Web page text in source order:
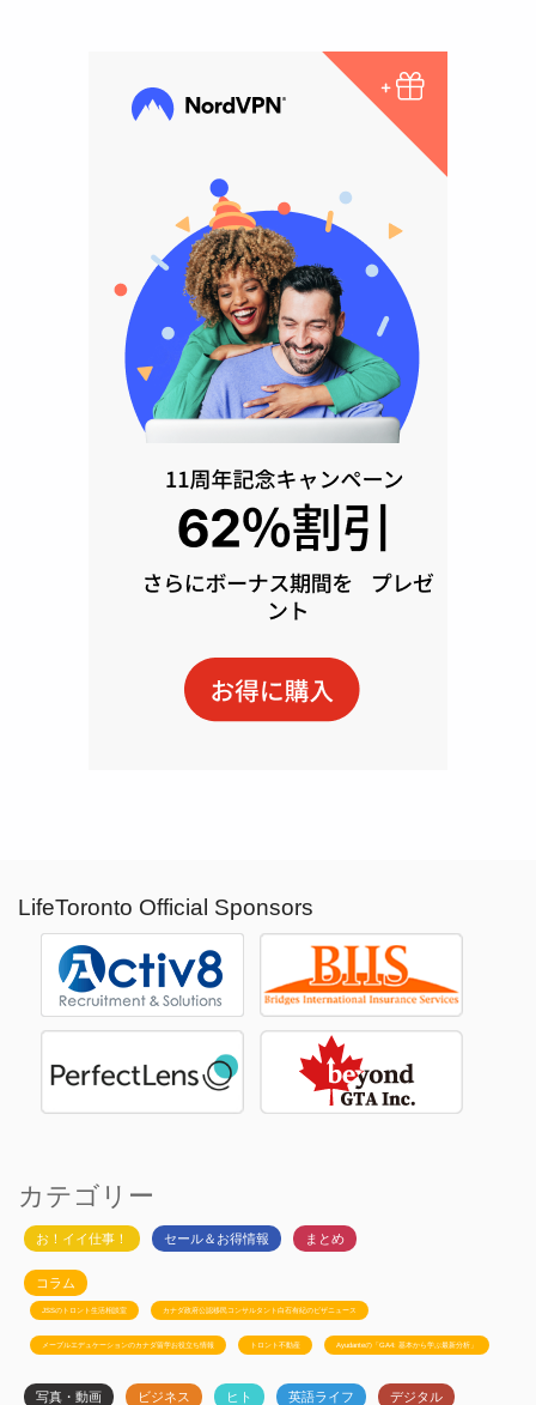
LifeToronto Official Sponsors
カテゴリー
お！イイ仕事！ セール＆お得情報 まとめ
コラム
JSSのトロント生活相談室 カナダ政府公認移民コンサルタント白石有紀のビザニュース
メープルエデュケーションのカナダ留学お役立ち情報 トロント不動産 Ayudanteの「GA4: 基本から学ぶ最新分析」
写真・動画 ビジネス ヒト 英語ライフ デジタル